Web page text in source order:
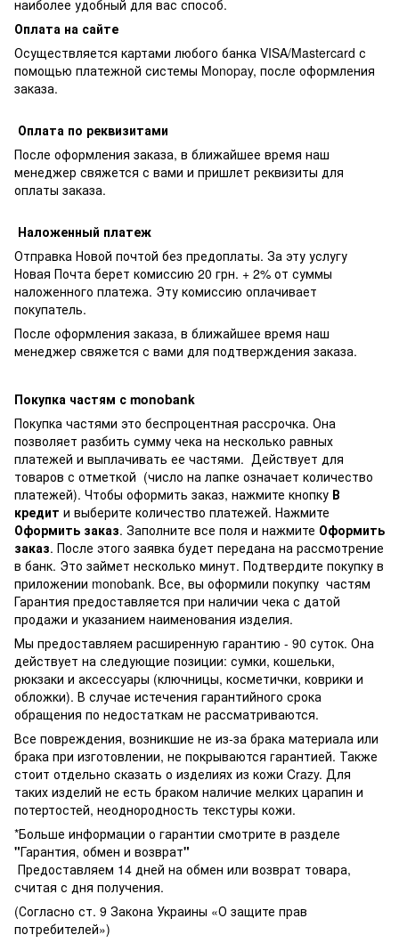
наиболее удобный для вас способ.
Оплата на сайте
Осуществляется картами любого банка VISA/Mastercard с
помощью платежной системы Monopay, после оформления
заказа.
Оплата по реквизитами
После оформления заказа, в ближайшее время наш
менеджер свяжется с вами и пришлет реквизиты для
оплаты заказа.
Наложенный платеж
Отправка Новой почтой без предоплаты. За эту услугу
Новая Почта берет комиссию 20 грн. + 2% от суммы
наложенного платежа. Эту комиссию оплачивает
покупатель.
После оформления заказа, в ближайшее время наш
менеджер свяжется с вами для подтверждения заказа.
Покупка частям с monobank
Покупка частями это беспроцентная рассрочка. Она
позволяет разбить сумму чека на несколько равных
платежей и выплачивать ее частями. Действует для
товаров с отметкой (число на лапке означает количество
платежей). Чтобы оформить заказ, нажмите кнопку В
кредит и выберите количество платежей. Нажмите
Оформить заказ. Заполните все поля и нажмите Оформить
заказ. После этого заявка будет передана на рассмотрение
в банк. Это займет несколько минут. Подтвердите покупку в
приложении monobank. Все, вы оформили покупку частям
Гарантия предоставляется при наличии чека с датой
продажи и указанием наименования изделия.
Мы предоставляем расширенную гарантию - 90 суток. Она
действует на следующие позиции: сумки, кошельки,
рюкзаки и аксессуары (ключницы, косметички, коврики и
обложки). В случае истечения гарантийного срока
обращения по недостаткам не рассматриваются.
Все повреждения, возникшие не из-за брака материала или
брака при изготовлении, не покрываются гарантией. Также
стоит отдельно сказать о изделиях из кожи Crazy. Для
таких изделий не есть браком наличие мелких царапин и
потертостей, неоднородность текстуры кожи.
*Больше информации о гарантии смотрите в разделе
"Гарантия, обмен и возврат"
Предоставляем 14 дней на обмен или возврат товара,
считая с дня получения.
(Согласно ст. 9 Закона Украины «О защите прав
потребителей»)